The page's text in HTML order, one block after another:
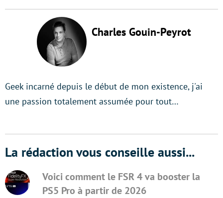
Charles Gouin-Peyrot
Geek incarné depuis le début de mon existence, j'ai
une passion totalement assumée pour tout…
La rédaction vous conseille aussi...
Voici comment le FSR 4 va booster la
PS5 Pro à partir de 2026